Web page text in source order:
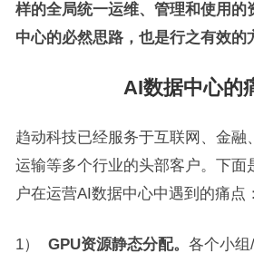
样的全局统一运维、管理和使用的
中心的必然思路，也是行之有效的
AI数据中心的
趋动科技已经服务于互联网、金融
运输等多个行业的头部客户。下面
户在运营AI数据中心中遇到的痛点：
1） GPU资源静态分配。 各个小组